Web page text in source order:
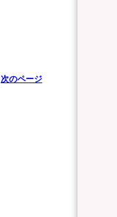
次のページ